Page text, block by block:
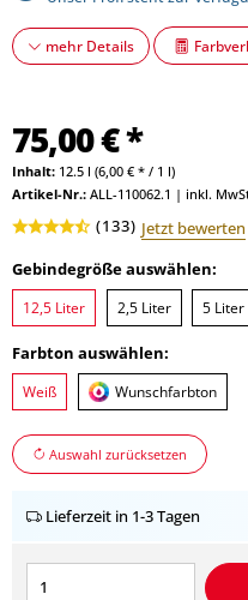
mehr Details
75,00 € *
Inhalt: 12.5 l (6,00 € * / 1 l)
Artikel-Nr.: ALL-110062.1 | inkl.
(133) Jetzt bewerten
Gebindegröße auswählen:
12,5 Liter 2,5 Liter 5 Liter
Farbton auswählen:
Weiß Wunschfarbton
Auswahl zurücksetzen
Lieferzeit in 1-3 Tagen